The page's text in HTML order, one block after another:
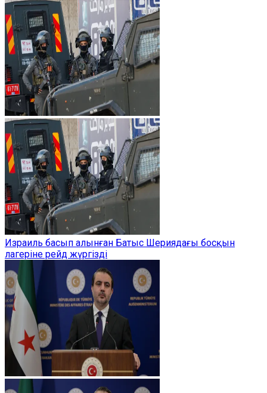
Израиль басып алынған Батыс Шериядағы босқын
лагеріне рейд жүргізді